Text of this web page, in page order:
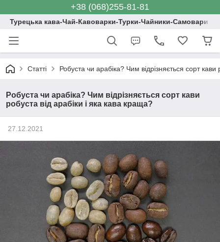
+38 (068)255-81-81
Турецька кава-Чай-Кавоварки-Турки-Чайники-Самовари
Статті Робуста чи арабіка? Чим відрізняється сорт
Робуста чи арабіка? Чим відрізняється сорт кави
робуста від арабіки і яка кава краща?
27.12.2021